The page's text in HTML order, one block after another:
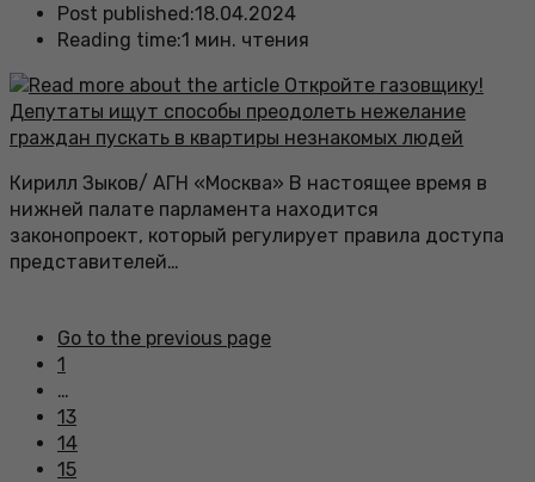
Post published:18.04.2024
Reading time:1 мин. чтения
Кирилл Зыков/ АГН «Москва» В настоящее время в
нижней палате парламента находится
законопроект, который регулирует правила доступа
представителей…
Go to the previous page
1
…
13
14
15